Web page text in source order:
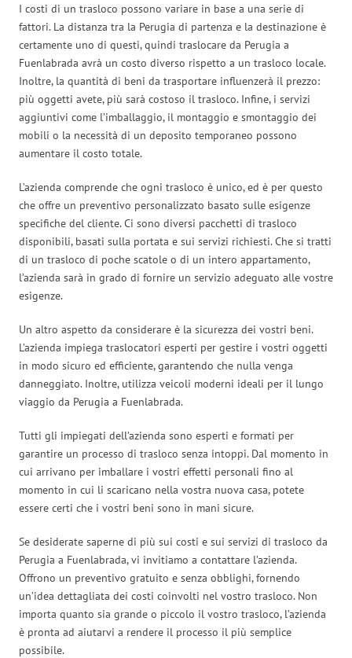
I costi di un trasloco possono variare in base a una serie di
fattori. La distanza tra la Perugia di partenza e la destinazione è
certamente uno di questi, quindi traslocare da Perugia a
Fuenlabrada avrà un costo diverso rispetto a un trasloco locale.
Inoltre, la quantità di beni da trasportare influenzerà il prezzo:
più oggetti avete, più sarà costoso il trasloco. Infine, i servizi
aggiuntivi come l’imballaggio, il montaggio e smontaggio dei
mobili o la necessità di un deposito temporaneo possono
aumentare il costo totale.
L’azienda comprende che ogni trasloco è unico, ed è per questo
che offre un preventivo personalizzato basato sulle esigenze
specifiche del cliente. Ci sono diversi pacchetti di trasloco
disponibili, basati sulla portata e sui servizi richiesti. Che si tratti
di un trasloco di poche scatole o di un intero appartamento,
l’azienda sarà in grado di fornire un servizio adeguato alle vostre
esigenze.
Un altro aspetto da considerare è la sicurezza dei vostri beni.
L’azienda impiega traslocatori esperti per gestire i vostri oggetti
in modo sicuro ed efficiente, garantendo che nulla venga
danneggiato. Inoltre, utilizza veicoli moderni ideali per il lungo
viaggio da Perugia a Fuenlabrada.
Tutti gli impiegati dell’azienda sono esperti e formati per
garantire un processo di trasloco senza intoppi. Dal momento in
cui arrivano per imballare i vostri effetti personali fino al
momento in cui li scaricano nella vostra nuova casa, potete
essere certi che i vostri beni sono in mani sicure.
Se desiderate saperne di più sui costi e sui servizi di trasloco da
Perugia a Fuenlabrada, vi invitiamo a contattare l’azienda.
Offrono un preventivo gratuito e senza obblighi, fornendo
un’idea dettagliata dei costi coinvolti nel vostro trasloco. Non
importa quanto sia grande o piccolo il vostro trasloco, l’azienda
è pronta ad aiutarvi a rendere il processo il più semplice
possibile.